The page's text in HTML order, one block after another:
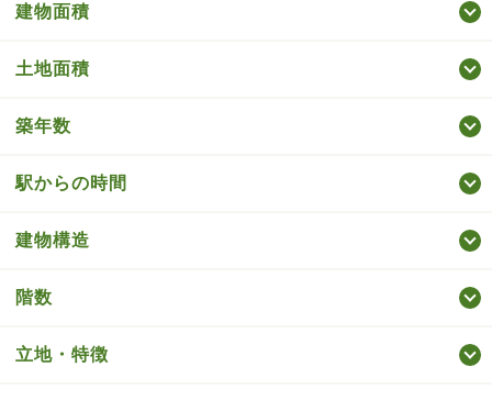
建物面積
土地面積
築年数
駅からの時間
建物構造
階数
立地・特徴